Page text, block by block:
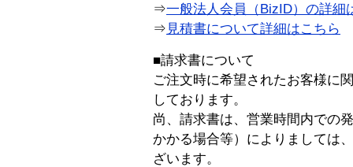
⇒一般法人会員（BizID）の詳細
⇒ 見積書について詳細はこちら
■請求書について
ご注文時に希望されたお客様に
しております。
尚、請求書は、営業時間内での
かかる場合等）によりましては
ざいます。